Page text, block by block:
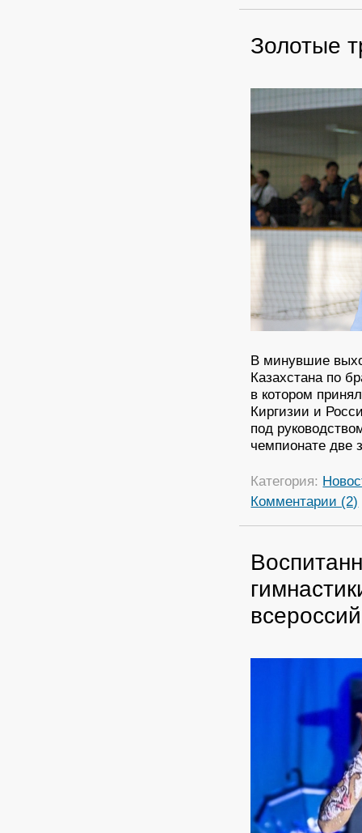
Золотые
В минувшие
Казахстана по
в котором
Киргизии и
под
чемпионате две
Категория:
Комментарии (2)